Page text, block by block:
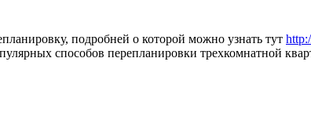
подробней о которой можно узнать тут
способов перепланировки трехкомнатной